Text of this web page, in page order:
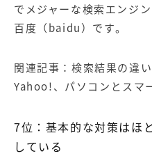
でメジャーな検索エンジ
百度（baidu）です。
関連記事： 検索結果の違
Yahoo!、パソコンとスマ
7位：基本的な対策はほ
している